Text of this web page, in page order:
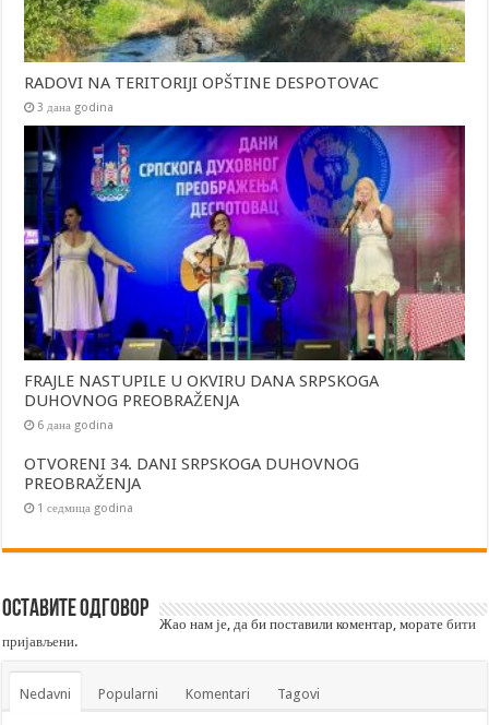
RADOVI NA TERITORIJI OPŠTINE DESPOTOVAC
3 дана godina
FRAJLE NASTUPILE U OKVIRU DANA SRPSKOGA
DUHOVNOG PREOBRAŽENJA
6 дана godina
OTVORENI 34. DANI SRPSKOGA DUHOVNOG
PREOBRAŽENJA
1 седмица godina
Оставите одговор
Жао нам је, да би поставили коментар, моратебити
пријављени.
Nedavni Popularni Komentari Tagovi